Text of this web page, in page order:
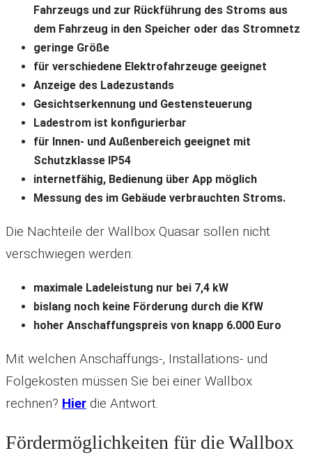
Fahrzeugs und zur Rückführung des Stroms aus
dem Fahrzeug in den Speicher oder das Stromnetz
geringe Größe
für verschiedene Elektrofahrzeuge geeignet
Anzeige des Ladezustands
Gesichtserkennung und Gestensteuerung
Ladestrom ist konfigurierbar
für Innen- und Außenbereich geeignet mit
Schutzklasse IP54
internetfähig, Bedienung über App möglich
Messung des im Gebäude verbrauchten Stroms.
Die Nachteile der Wallbox Quasar sollen nicht
verschwiegen werden:
maximale Ladeleistung nur bei 7,4 kW
bislang noch keine Förderung durch die KfW
hoher Anschaffungspreis von knapp 6.000 Euro
Mit welchen Anschaffungs-, Installations- und
Folgekosten müssen Sie bei einer Wallbox
rechnen? Hier die Antwort.
Fördermöglichkeiten für die Wallbox